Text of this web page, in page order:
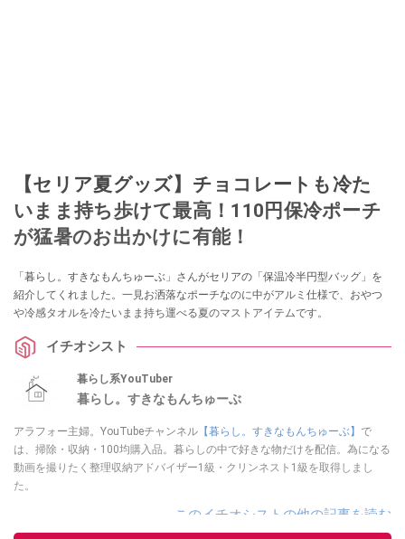
【セリア夏グッズ】チョコレートも冷た
いまま持ち歩けて最高！110円保冷ポーチ
が猛暑のお出かけに有能！
「暮らし。すきなもんちゅーぶ」さんがセリアの「保温冷半円型バッグ」を
紹介してくれました。一見お洒落なポーチなのに中がアルミ仕様で、おやつ
や冷感タオルを冷たいまま持ち運べる夏のマストアイテムです。
イチオシスト
暮らし系YouTuber
暮らし。すきなもんちゅーぶ
アラフォー主婦。YouTubeチャンネル 【暮らし。すきなもんちゅーぶ】 で
は、掃除・収納・100均購入品。暮らしの中で好きな物だけを配信。為になる
動画を撮りたく整理収納アドバイザー1級・クリンネスト1級を取得しまし
た。
このイチオシストの他の記事を読む